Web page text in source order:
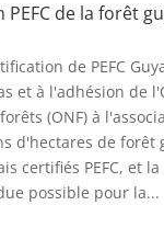
de la forêt
de PEFC
et à l'adhésion de
(ONF) à
d'hectares de forêt
certifiés PEFC, et
possible pour la...